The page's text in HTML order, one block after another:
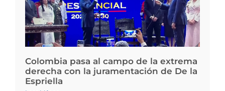
Colombia pasa al campo de la extrema
derecha con la juramentación de De la
Espriella